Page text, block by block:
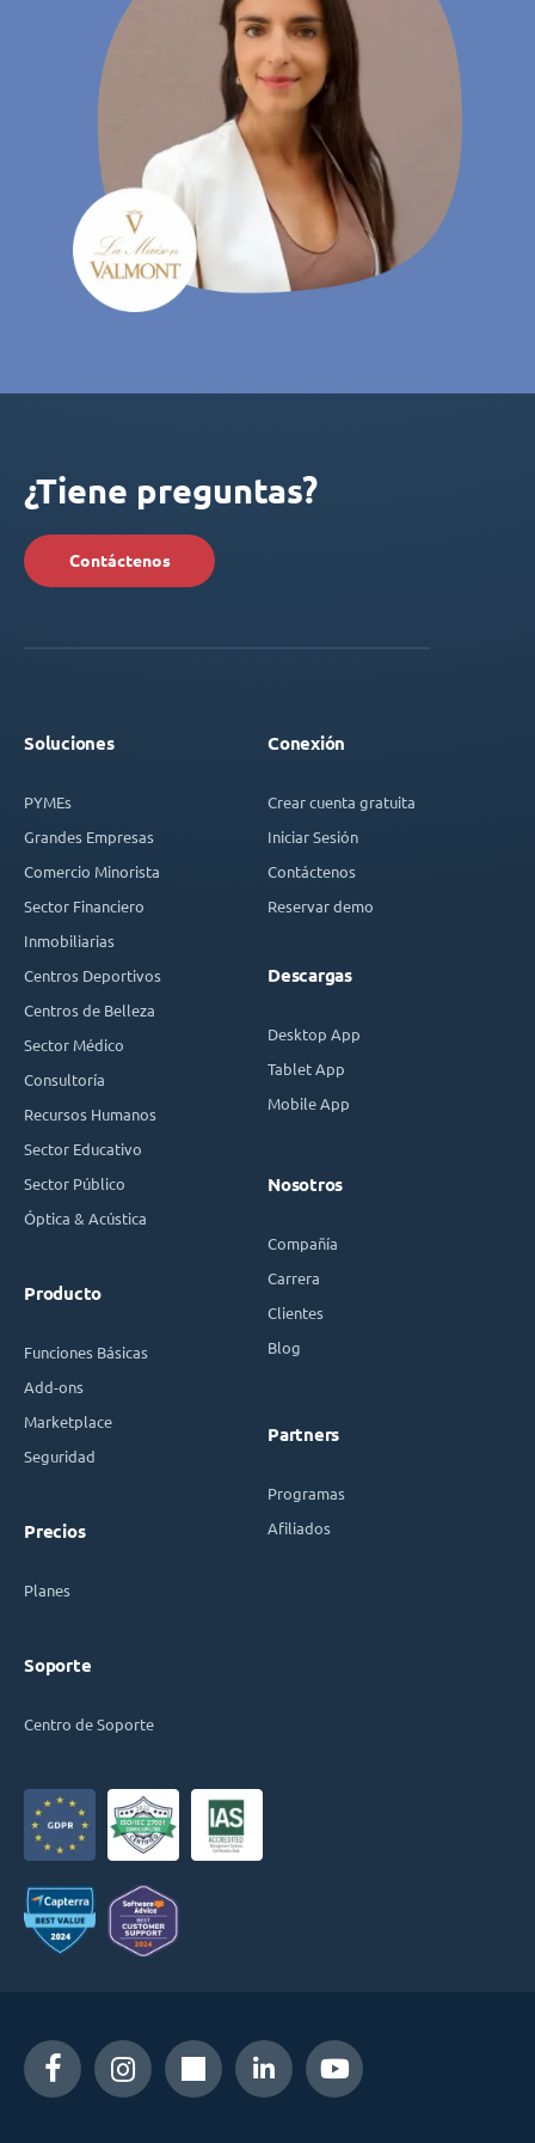
¿Tiene preguntas?
Contáctenos
Soluciones
PYMEs
Grandes Empresas
Comercio Minorista
Sector Financiero
Inmobiliarias
Centros Deportivos
Centros de Belleza
Sector Médico
Consultoría
Recursos Humanos
Sector Educativo
Sector Público
Óptica & Acústica
Producto
Funciones Básicas
Add-ons
Marketplace
Seguridad
Precios
Planes
Soporte
Centro de Soporte
Conexión
Crear cuenta gratuita
Iniciar Sesión
Contáctenos
Reservar demo
Descargas
Desktop App
Tablet App
Mobile App
Nosotros
Compañía
Carrera
Clientes
Blog
Partners
Programas
Afiliados